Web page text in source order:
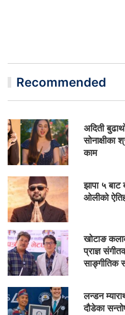
Recommended
अदिती
सोनाक्षीका
काम
झापा ५
ओलीको
खोटाङ
प्राज्ञ
साङ्गीतिक
लन्डन
दौडेका